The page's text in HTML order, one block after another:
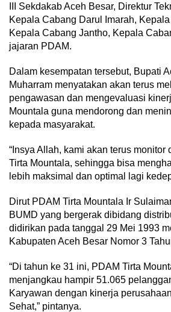
III Sekdakab Aceh Besar, Direktur
Kepala Cabang Darul Imarah,
Kepala Cabang Jantho, Kepala
jajaran PDAM.
Dalam kesempatan tersebut, Bupati
Muharram menyatakan akan terus
pengawasan dan mengevaluasi
Mountala guna mendorong dan
kepada masyarakat.
“Insya Allah, kami akan terus monitor
Tirta Mountala, sehingga bisa
lebih maksimal dan optimal lagi
Dirut PDAM Tirta Mountala Ir
BUMD yang bergerak dibidang
didirikan pada tanggal 29 Mei 1993
Kabupaten Aceh Besar Nomor 3
“Di tahun ke 31 ini, PDAM Tirta
menjangkau hampir 51.065
Karyawan dengan kinerja
Sehat,” pintanya.